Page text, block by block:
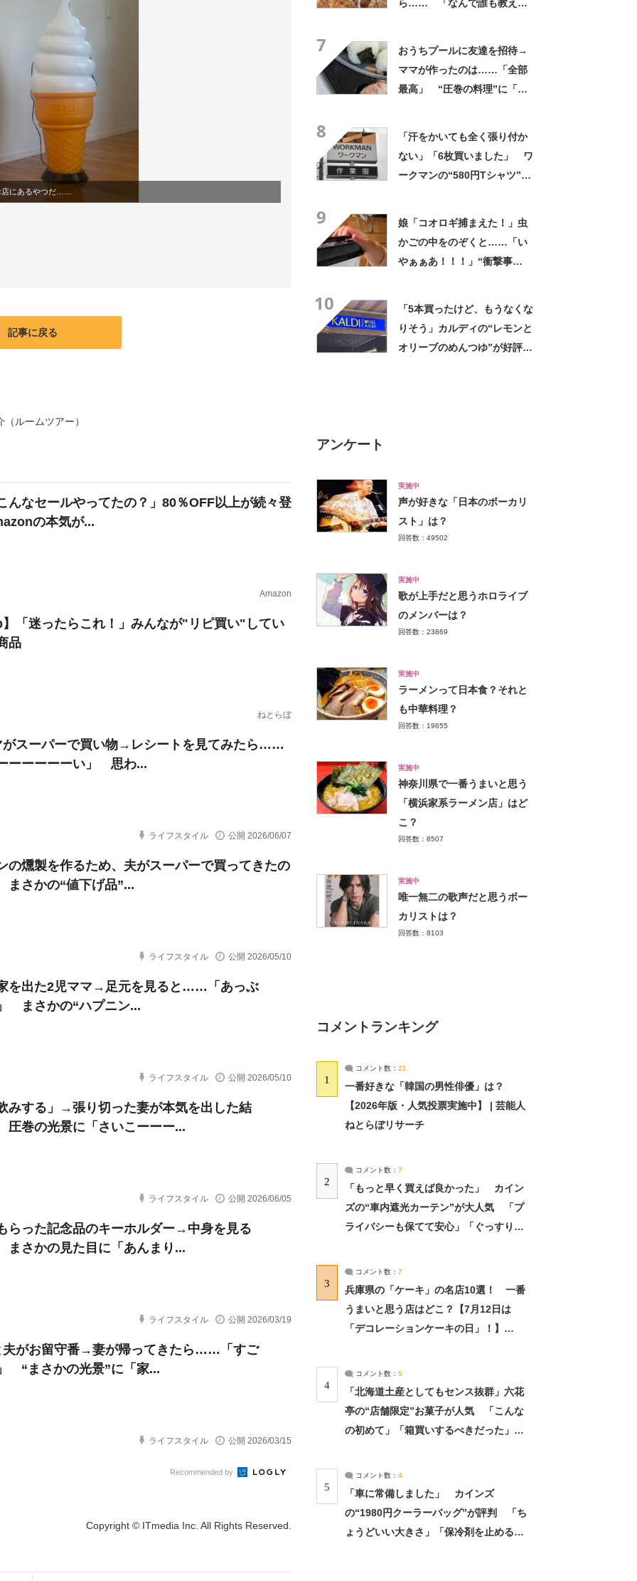
店にあるやつだ……
記事に戻る
（ルームツアー）
んなセールやってたの？」80％OFF以上が続々登
の本気が...
Amazon
「迷ったらこれ！」みんなが"リピ買い"してい
品
ねとらぼ
がスーパーで買い物→レシートを見てみたら……
ーーーーーい」 思わ...
ライフスタイル 公開 2026/06/07
の燻製を作るため、夫がスーパーで買ってきたの
さかの“値下げ品”...
ライフスタイル 公開 2026/05/10
を出た2児ママ→足元を見ると……「あっぶ
まさかの“ハプニン...
ライフスタイル 公開 2026/05/10
みする」→張り切った妻が本気を出した結
巻の光景に「さいこーーー...
ライフスタイル 公開 2026/06/05
らった記念品のキーホルダー→中身を見る
さかの見た目に「あんまり...
ライフスタイル 公開 2026/03/19
夫がお留守番→妻が帰ってきたら……「すご
“まさかの光景”に「家...
ライフスタイル 公開 2026/03/15
Recommended by
Copyright © ITmedia Inc. All Rights Reserved.
ら…… 「なんで誰も教えて
7
おうちプールに友達を招待→
ママが作ったのは……「全部
最高」 “圧巻の料理”に「う
8
「汗をかいても全く張り付か
ない」「6枚買いました」 ワ
ークマンの“580円Tシャツ”が
9
娘「コオロギ捕まえた！」虫
かごの中をのぞくと……「い
やぁぁあ！！！」“衝撃事
10
「5本買ったけど、もうなくな
りそう」カルディの“レモンと
オリーブのめんつゆ”が好評
アンケート
実施中
声が好きな「日本のボーカリ
スト」は？
回答数：49502
実施中
歌が上手だと思うホロライブ
のメンバーは？
回答数：23869
実施中
ラーメンって日本食？それと
も中華料理？
回答数：19655
実施中
神奈川県で一番うまいと思う
「横浜家系ラーメン店」はど
こ？
回答数：8507
実施中
唯一無二の歌声だと思うボー
カリストは？
回答数：8103
コメントランキング
1
コメント数： 21
一番好きな「韓国の男性俳優」は？
【2026年版・人気投票実施中】 | 芸能人
ねとらぼリサーチ
2
コメント数： 7
「もっと早く買えば良かった」 カイン
ズの“車内遮光カーテン”が大人気 「プ
ライバシーも保てて安心」「ぐっすり眠
3
コメント数： 7
兵庫県の「ケーキ」の名店10選！ 一番
うまいと思う店はどこ？【7月12日は
「デコレーションケーキの日」！】
4
コメント数： 5
「北海道土産としてもセンス抜群」六花
亭の“店舗限定”お菓子が人気 「こんな
の初めて」「箱買いするべきだった」
5
コメント数： 4
「車に常備しました」 カインズ
の“1980円クーラーバッグ”が評判 「ち
ょうどいい大きさ」「保冷剤を止めるベ